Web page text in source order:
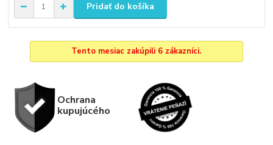
Pridať do košíka
Tento mesiac zakúpili 6 zákazníci.
Ochrana
kupujúcého